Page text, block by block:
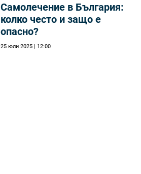
Самолечeние в България:
колко често и защо е
опасно?
25 юли 2025 | 12:00